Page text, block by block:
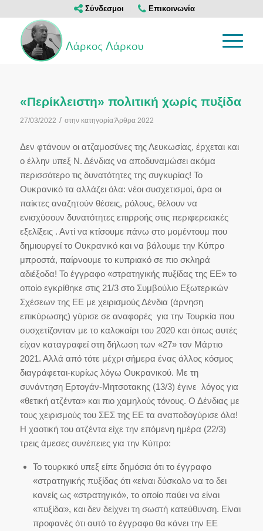
Σύνδεσμοι Επικοινωνία
«Περίκλειστη» πολιτική χωρίς πυξίδα
27/03/2022 / στην κατηγορίαΆρθρα 2022
Δεν φτάνουν οι ατζαμοσύνες της Λευκωσίας, έρχεται και
ο έλλην υπεξ Ν. Δένδιας να αποδυναμώσει ακόμα
περισσότερο τις δυνατότητες της συγκυρίας! Το
Ουκρανικό τα αλλάζει όλα: νέοι συσχετισμοί, άρα οι
παίκτες αναζητούν θέσεις, ρόλους, θέλουν να
ενισχύσουν δυνατότητες επιρροής στις περιφερειακές
εξελίξεις . Αντί να κτίσουμε πάνω στο μομέντουμ που
δημιουργεί το Ουκρανικό και να βάλουμε την Κύπρο
μπροστά, παίρνουμε το κυπριακό σε πιο σκληρά
αδιέξοδα! Το έγγραφο «στρατηγικής πυξίδας της ΕΕ» το
οποίο εγκρίθηκε στις 21/3 στο Συμβούλιο Εξωτερικών
Σχέσεων της ΕΕ με χειρισμούς Δένδια (άρνηση
επικύρωσης) γύρισε σε αναφορές για την Τουρκία που
συσχετίζονταν με το καλοκαίρι του 2020 και όπως αυτές
είχαν καταγραφεί στη δήλωση των «27» τον Μάρτιο
2021. Αλλά από τότε μέχρι σήμερα ένας άλλος κόσμος
διαγράφεται-κυρίως λόγω Ουκρανικού. Με τη
συνάντηση Ερτογάν-Μητσοτακης (13/3) έγινε λόγος για
«θετική ατζέντα» και πιο χαμηλούς τόνους. Ο Δένδιας με
τους χειρισμούς του ΣΕΣ της ΕΕ τα αναποδογύρισε όλα!
Η χαοτική του ατζέντα είχε την επόμενη ημέρα (22/3)
τρεις άμεσες συνέπειες για την Κύπρο:
Το τουρκικό υπεξ είπε δημόσια ότι το έγγραφο
«στρατηγικής πυξίδας ότι «είναι δύσκολο να το δει
κανείς ως «στρατηγικό», το οποίο παύει να είναι
«πυξίδα», και δεν δείχνει τη σωστή κατεύθυνση. Είναι
προφανές ότι αυτό το έγγραφο θα κάνει την ΕΕ